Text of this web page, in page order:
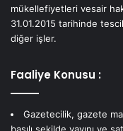
mükellefiyetleri vesair
31.01.2015 tarihinde
diğer işler.
Faaliye Konusu :
Gazetecilik, gazete
basılı şekilde yayını ve